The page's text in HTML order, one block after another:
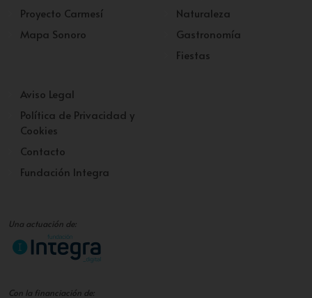
Proyecto Carmesí
Mapa Sonoro
Naturaleza
Gastronomía
Fiestas
Aviso Legal
Política de Privacidad y
Cookies
Contacto
Fundación Integra
Una actuación de:
Con la financiación de: